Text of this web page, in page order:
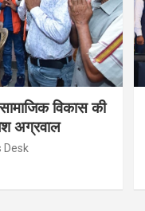
विकास की
अग्रवाल
Desk